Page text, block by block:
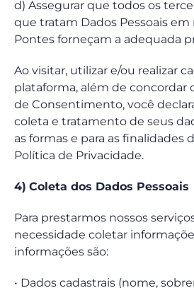
d) Assegurar que todos os
que tratam Dados Pessoais
Pontes forneçam a adequada
Ao visitar, utilizar e/ou realizar
plataforma, além de concordar
de Consentimento, você
coleta e tratamento de seus
as formas e para as finalidades
Política de Privacidade.
4) Coleta dos Dados Pessoais
Para prestarmos nossos
necessidade coletar
informações são:
• Dados cadastrais (nome,